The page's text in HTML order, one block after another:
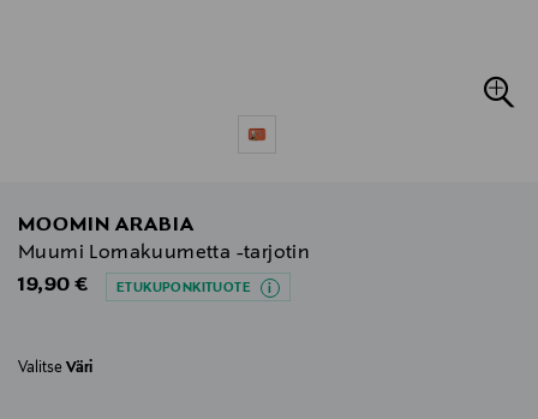
MOOMIN ARABIA
Muumi Lomakuumetta -tarjotin
Original Price
19,90 € ETUKUPONKITUOTE
Valitse Väri